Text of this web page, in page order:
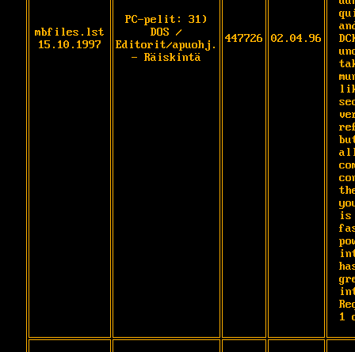
mbfiles.lst
15.10.1997
PC-pelit: 31)
DOS /
Editorit/apuohj.
- Räiskintä
447726 02.04.96
is
1